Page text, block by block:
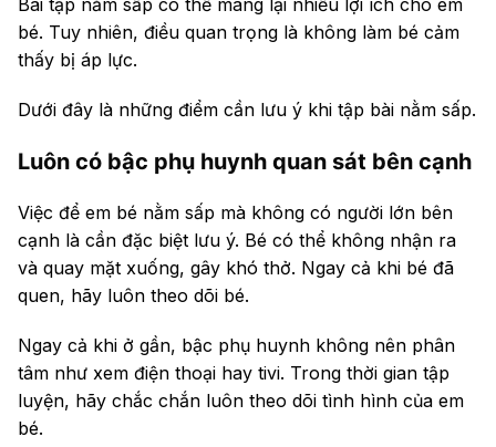
bé. Tuy nhiên, điều quan trọng là không làm bé cảm
thấy bị áp lực.
Dưới đây là những điểm cần lưu ý khi tập bài nằm sấp.
Luôn có bậc phụ huynh quan sát bên cạnh
Việc để em bé nằm sấp mà không có người lớn bên
cạnh là cần đặc biệt lưu ý. Bé có thể không nhận ra
và quay mặt xuống, gây khó thở. Ngay cả khi bé đã
quen, hãy luôn theo dõi bé.
Ngay cả khi ở gần, bậc phụ huynh không nên phân
tâm như xem điện thoại hay tivi. Trong thời gian tập
luyện, hãy chắc chắn luôn theo dõi tình hình của em
bé.